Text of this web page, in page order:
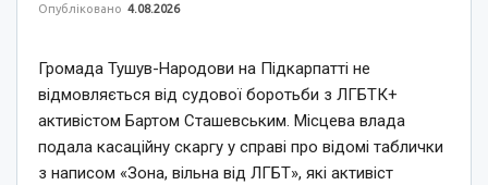
Опубліковано 4.08.2026
Громада Тушув-Народови на Підкарпатті не
відмовляється від судової боротьби з ЛГБТК+
активістом Бартом Сташевським. Місцева влада
подала касаційну скаргу у справі про відомі таблички
з написом «Зона, вільна від ЛГБТ», які активіст